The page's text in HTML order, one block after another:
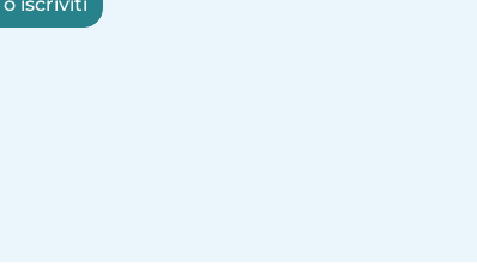
iscriviti